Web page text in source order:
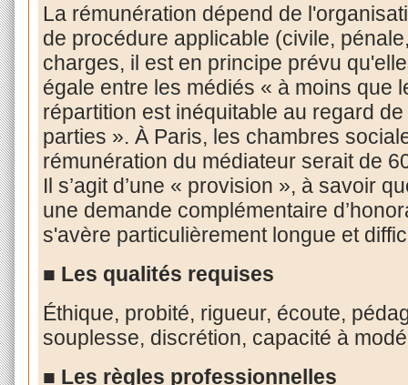
La rémunération dépend de
de procédure applicable (civile,
charges, il est en principe prévu
égale entre les médiés « à moins que
répartition est inéquitable au regard
parties ». ÀParis, les chambres
rémunération du médiateur serait de
Il s’agit d’une « provision », à savoir
une demande complémentaire
s'avère particulièrement longue et
■ Les qualités requises
Éthique, probité, rigueur, écoute,
souplesse, discrétion, capacité à
■ Les règles professionnelles